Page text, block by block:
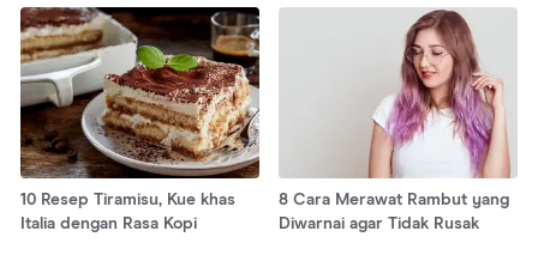
10 Resep Tiramisu, Kue khas
Italia dengan Rasa Kopi
8 Cara Merawat Rambut yang
Diwarnai agar Tidak Rusak